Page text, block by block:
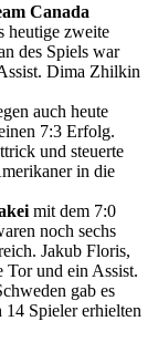
Canada
heutige zweite
des Spiels war
Dima Zhilkin
auch heute
7:3 Erfolg.
und steuerte
in die
mit dem 7:0
noch sechs
Jakub Floris,
Tor und ein Assist.
gab es
14 Spieler erhielten